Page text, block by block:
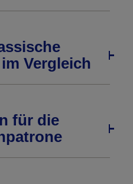
Vergleich
für die